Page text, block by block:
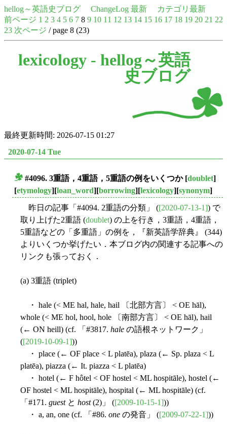
hellog～英語史ブログ ChangeLog 最新
カテゴリ最新
前ページ 1 2 3 4 5 6 7 8 9 10 11 12 13 14 15 16 17 18 19 20 21 22
23 次ページ / page 8 (23)
lexicology - hellog～英語
史ブログ
最終更新時間: 2026-07-15 01:27
2020-07-14 Tue
#4096. 3重語，4重語，5重語の例をいくつか[doublet]
[etymology][loan_word][borrowing][lexicology][synonym]
昨日の記事「#4094. 2重語の分類」 ([2020-07-13-1]) で
取り上げた2重語 (doublet) の上を行き，3重語，4重語，
5重語などの「多重語」の例を，『新英語学辞典』 (344)
よりいくつか挙げたい．本ブログ内の関連する記事への
リンクも張っておく．
(a) 3重語 (triplet)
・ hale (< ME hal, hale, hail 〔北部方言〕 < OE hāl),
whole (< ME hol, hool, hole 〔南部方言〕 < OE hāl), hail
(← ON heill) (cf. 「#3817. hale の語根ネットワーク」
([2019-10-09-1]))
・ place (← OF place < L platēa), plaza (← Sp. plaza < L
platēa), piazza (← It. piazza < L platēa)
・ hotel (← F hôtel < OF hostel < ML hospitāle), hostel (←
OF hostel < ML hospitāle), hospital (← ML hospitāle) (cf.
「#171. guestと host(2)」 ([2009-10-15-1]))
・ a, an, one (cf. 「#86. one の発音」 ([2009-07-22-1]))